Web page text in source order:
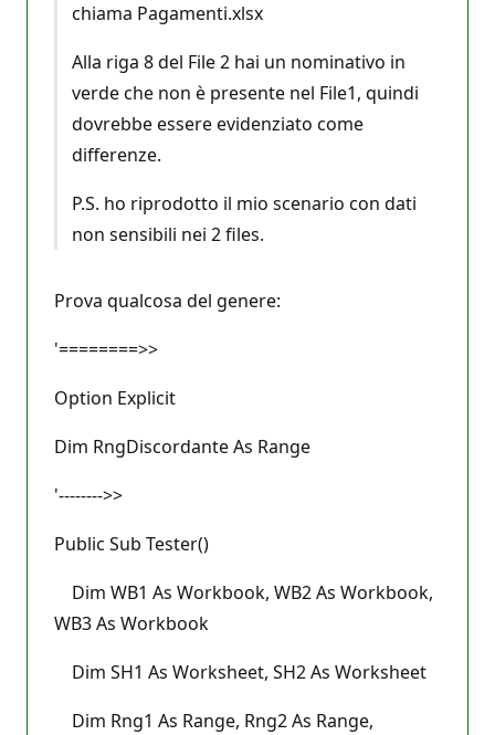
chiama Pagamenti.xlsx
Alla riga 8 del File 2 hai un nominativo in
verde che non è presente nel File1, quindi
dovrebbe essere evidenziato come
differenze.
P.S. ho riprodotto il mio scenario con dati
non sensibili nei 2 files.
Prova qualcosa del genere:
'========>>
Option Explicit
Dim RngDiscordante As Range
'-------->>
Public Sub Tester()
Dim WB1 As Workbook, WB2 As Workbook,
WB3 As Workbook
Dim SH1 As Worksheet, SH2 As Worksheet
Dim Rng1 As Range, Rng2 As Range,